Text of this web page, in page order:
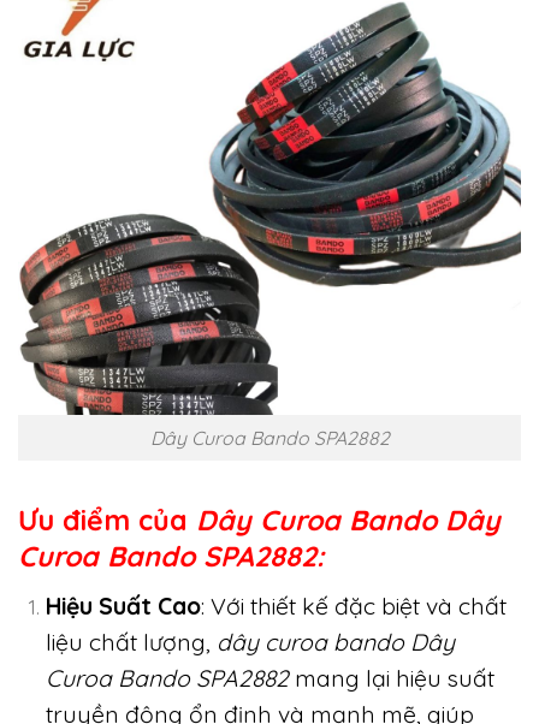
Dây Curoa Bando SPA2882
Ưu điểm của Dây Curoa BandoDây
Curoa Bando SPA2882:
Hiệu Suất Cao: Với thiết kế đặc biệt và chất
liệu chất lượng, dây curoa bando Dây
Curoa Bando SPA2882mang lại hiệu suất
truyền động ổn định và mạnh mẽ, giúp